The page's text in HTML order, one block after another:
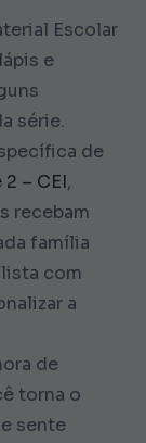
Escolar
e
série.
de
2 – CEI,
recebam
família
com
a
de
torna o
sente